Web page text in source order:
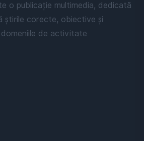
o publicație multimedia, dedicată
știrile corecte, obiective și
de activitate